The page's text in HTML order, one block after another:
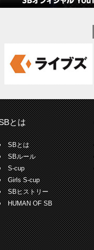
とは
SBとは
SBルール
S-cup
Girls S-cup
SBヒストリー
HUMAN OF SB